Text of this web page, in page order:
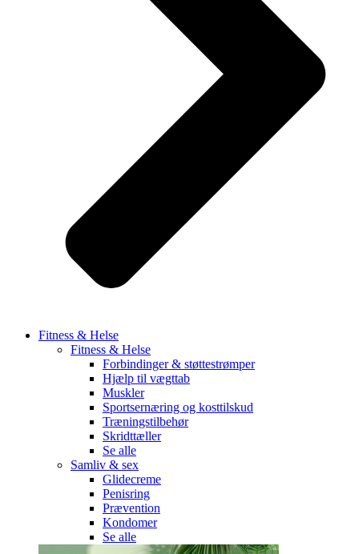
Fitness & Helse
Fitness & Helse
Forbindinger & støttestrømper
Hjælp til vægttab
Muskler
Sportsernæring og kosttilskud
Træningstilbehør
Skridttæller
Se alle
Samliv & sex
Glidecreme
Penisring
Prævention
Kondomer
Se alle